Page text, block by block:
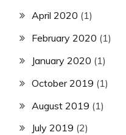
April 2020 (1)
February 2020 (1)
January 2020 (1)
October 2019 (1)
August 2019 (1)
July 2019 (2)